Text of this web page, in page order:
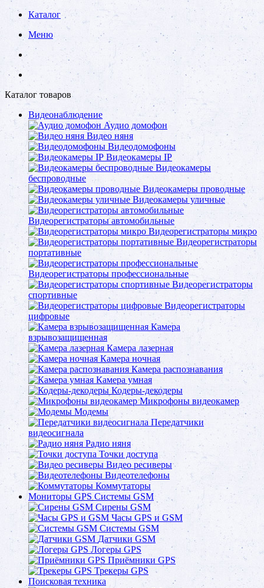
Каталог
Меню
Каталог товаров
Видеонаблюдение
Аудио домофон
Видео няня
Видеодомофоны
Видеокамеры IP
Видеокамеры
беспроводные
Видеокамеры проводные
Видеокамеры уличные
Видеорегистраторы автомобильные
Видеорегистраторы микро
Видеорегистраторы
портативные
Видеорегистраторы профессиональные
Видеорегистраторы
спортивные
Видеорегистраторы
цифровые
Камера
взрывозащищенная
Камера лазерная
Камера ночная
Камера распознавания
Камера умная
Кодеры-декодеры
Микрофоны видеокамер
Модемы
Передатчики
видеосигнала
Радио няня
Точки доступа
Видео ресиверы
Видеотелефоны
Коммутаторы
Мониторы GPS Системы GSM
Сирены GSM
Часы GPS и GSM
Системы GSM
Датчики GSM
Логеры GPS
Приёмники GPS
Трекеры GPS
Поисковая техника